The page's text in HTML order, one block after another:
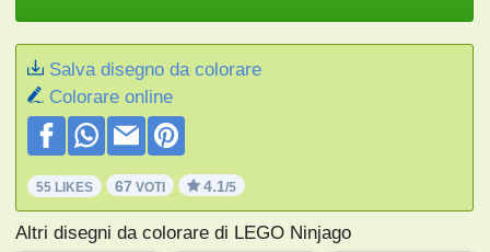
Salva disegno da colorare
Colorare online
55 LIKES 67 VOTI 4.1/5
Altri disegni da colorare di LEGO Ninjago